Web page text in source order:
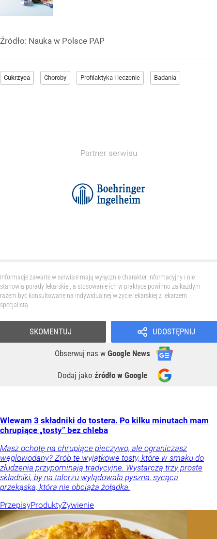
Źródło: Nauka w Polsce PAP
Cukrzyca Choroby Profilaktyka i leczenie Badania
Partner serwisu
Informacje zawarte w serwisie mają wyłącznie charakter informacyjny i nie
stanowią porady lekarskiej, a stosowanie ich w praktyce powinno za każdym
razem być konsultowane na indywidualnej wizycie lekarskiej z lekarzem
specjalistą.
UDOSTĘPNIJ
Obserwuj nas w Google News
Dodaj jako źródło w Google
SKOMENTUJ
Wlewam 3 składniki do tostera. Po kilku minutach mam
chrupiące „tosty” bez chleba
Masz ochotę na chrupiące pieczywo, ale ograniczasz
węglowodany? Zrób te wyjątkowe tosty, które w smaku do
złudzenia przypominają tradycyjne. Wystarczą trzy proste
składniki, by na talerzu wylądowała pyszna, sycąca
przekąska, która nie obciąża żołądka.
PrzepisyProduktyŻywienie